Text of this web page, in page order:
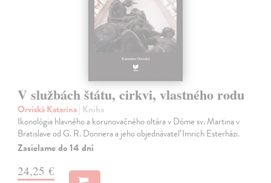
V službách štátu, cirkvi, vlastného rodu
Orviská Katarína| Kniha
Ikonológia hlavného a korunovačného oltára v Dóme sv. Martina v
Bratislave od G. R. Donnera a jeho objednávateľ Imrich Esterházi.
Zasielame do 14 dní
24,25 €